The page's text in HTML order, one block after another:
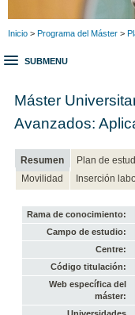
Inicio > Programa del Máster >
SUBMENU
Máster
Avanzados:
Resumen Plan de
Movilidad
Inserción
Rama de conocimiento:
Campo de estudio:
Centre:
Código titulación:
Web específica del
máster: